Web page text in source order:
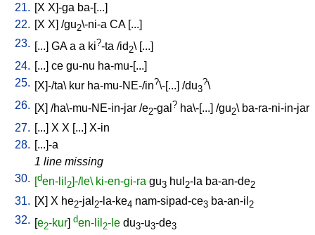
21. [X X]-ga ba-[...]
22. [X X] /gu2\-ni-a CA[...]
23. [...] GA a a ki?-ta /id2\ [...]
24. [...] ce gu-nu ha-mu-[...]
25. [X]-/ta\ kur ha-mu-NE-/in?\-[...] /du3
?\
26. [X] /ha\-mu-NE-in-jar /e2-gal ? ha\-[...] /gu2\ ba-ra-ni-in-jar
27. [...] X X [...] X-in
28. [...]-a
1 line missing
30. [den-lil 2]-/le\ ki-en-gi-ra gu3 hul 2-la ba-an-de2
31. [X] X he2-jal 2-la-ke4 nam-sipad-ce3 ba-an-il 2
32. [e2-kur] den-lil 2-le du3-u3-de3